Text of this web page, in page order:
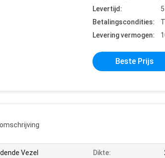
Levertijd:
Betalingscondities:
Levering vermogen:
Beste Prijs
Vezel Dikte: